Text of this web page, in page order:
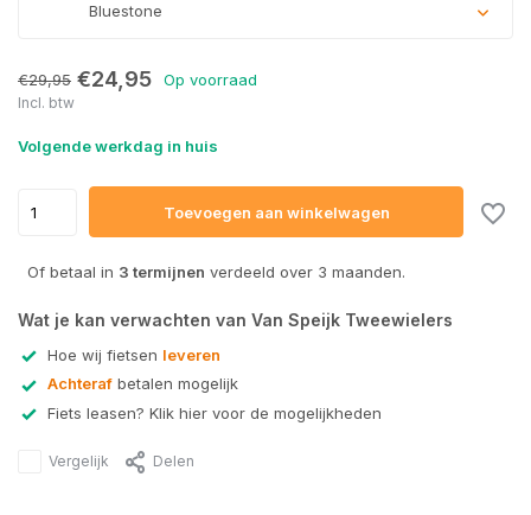
Bluestone
€29,95 €24,95 Op voorraad
Incl. btw
Volgende werkdag in huis
Toevoegen aan winkelwagen
Of betaal in 3 termijnen verdeeld over 3 maanden.
Wat je kan verwachten van Van Speijk Tweewielers
Hoe wij fietsen leveren
Achteraf betalen mogelijk
Fiets leasen? Klik hier voor de mogelijkheden
Vergelijk Delen